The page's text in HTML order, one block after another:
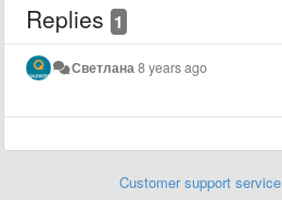
Replies 1
Светлана 8 years ago
Customer support service